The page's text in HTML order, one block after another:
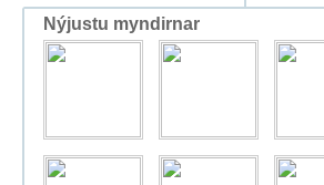
Nýjustu myndirnar